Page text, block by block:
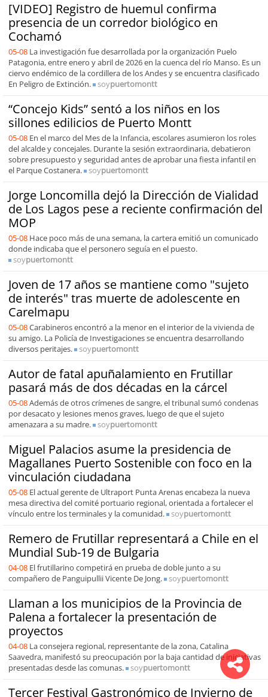
[VIDEO] Registro de huemul confirma
presencia de un corredor biológico en
Cochamó
05-08 La investigación fue desarrollada por la organización Puelo
Patagonia, entre enero y abril de 2026 en la cuenca del río Manso. Es un
ciervo endémico de la cordillera de los Andes y se encuentra clasificado
En Peligro de Extinción.
soypuertomontt
“Concejo Kids” sentó a los niños en los
sillones edilicios de Puerto Montt
05-08 En el marco del Mes de la Infancia, escolares asumieron los roles
del alcalde y concejales. Durante la sesión extraordinaria, debatieron
sobre presupuesto y seguridad antes de aprobar una fiesta infantil en
el Parque Costanera.
soypuertomontt
Jorge Loncomilla dejó la Dirección de Vialidad
de Los Lagos pese a reciente confirmación del
MOP
05-08 Hace poco más de una semana, la cartera emitió un comunicado
donde indicaba que el personero seguía en el puesto.
soypuertomontt
Joven de 17 años se mantiene como "sujeto
de interés" tras muerte de adolescente en
Carelmapu
05-08Carabineros encontró a la menor en el interior de la vivienda de
su amigo. La Policía de Investigaciones se encuentra desarrollando
diversos peritajes.
soypuertomontt
Autor de fatal apuñalamiento en Frutillar
pasará más de dos décadas en la cárcel
05-08Además de otros crímenes de sangre, el tribunal sumó condenas
por desacato y lesiones menos graves, luego de que el sujeto
amenazara a su madre.
soypuertomontt
Miguel Palacios asume la presidencia de
Magallanes Puerto Sostenible con foco en la
vinculación ciudadana
05-08 El actual gerente de Ultraport Punta Arenas encabeza la nueva
mesa directiva del comité portuario regional, orientada a fortalecer el
vínculo entre los terminales y la comunidad.
soypuertomontt
Remero de Frutillar representará a Chile en el
Mundial Sub-19 de Bulgaria
04-08 El frutillarino competirá en prueba de doble junto a su
compañero de Panguipullii Vicente De Jong.
soypuertomontt
Llaman a los municipios de la Provincia de
Palena a fortalecer la presentación de
proyectos
04-08 La consejera regional, representante de la zona, Catalina
Saavedra, manifestó su preocupación por la baja cantidad de iniciativas
presentadas desde las comunas.
soypuertomontt
Tercer Festival Gastronómico de Invierno de